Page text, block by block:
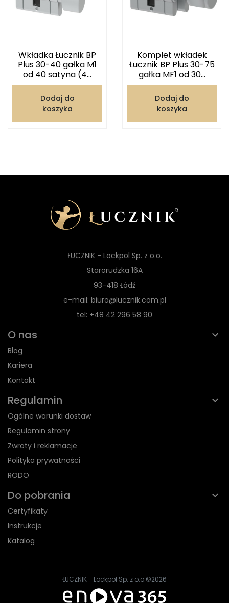
Wkładka Łucznik BP
Plus 30-40 gałka M1
od 40 satyna (4...
Dodaj do
koszyka
Komplet wkładek
Łucznik BP Plus 30-75
gałka MF1 od 30...
Dodaj do
koszyka
ŁUCZNIK - Lockpol Sp. z o.o.
Starorudzka 16A
93-418 Łódź
e-mail: biuro@lucznik.com.pl
tel: +48 42 296 58 90
O nas
Blog
Kariera
Kontakt
Regulamin
Ogólne warunki dostaw
Regulamin strony
Zwroty i reklamacje
Polityka prywatności
RODO
Do pobrania
Certyfikaty
Instrukcje
Katalog
ŁUCZNIK - Lockpol Sp. z o.o.©2026